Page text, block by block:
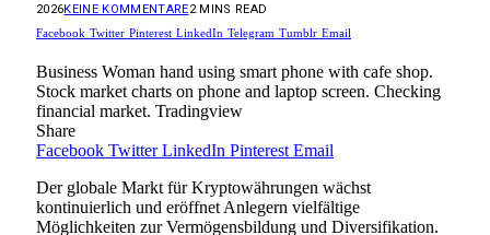
2026KEINE KOMMENTARE2 MINS READ
Facebook Twitter Pinterest LinkedIn Telegram Tumblr Email
Business Woman hand using smart phone with cafe shop.
Stock market charts on phone and laptop screen. Checking
financial market. Tradingview
Share
Facebook Twitter LinkedIn Pinterest Email
Der globale Markt für Kryptowährungen wächst
kontinuierlich und eröffnet Anlegern vielfältige
Möglichkeiten zur Vermögensbildung und Diversifikation.